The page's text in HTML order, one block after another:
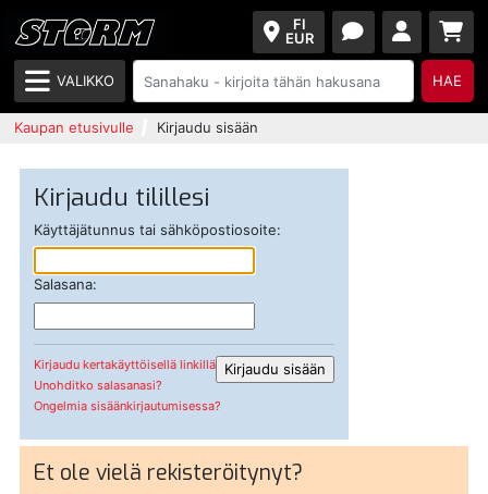
FI
EUR
VALIKKO HAE
Kaupan etusivulle Kirjaudu sisään
Kirjaudu tilillesi
Käyttäjätunnus tai sähköpostiosoite:
Salasana:
Kirjaudu kertakäyttöisellä linkillä
Unohditko salasanasi?
Ongelmia sisäänkirjautumisessa?
Et ole vielä rekisteröitynyt?